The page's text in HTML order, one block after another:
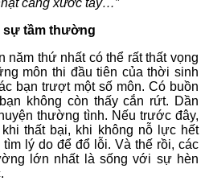
sự tầm thường
năm thứ nhất có thể rất thất vọng
môn thi đầu tiên của thời sinh
bạn trượt một số môn. Có buồn
không còn thấy cắn rứt. Dần
thường tình. Nếu trước đây,
thất bại, khi không nỗ lực hết
lý do để đổ lỗi. Và thế rồi, các
lớn nhất là sống với sự hèn